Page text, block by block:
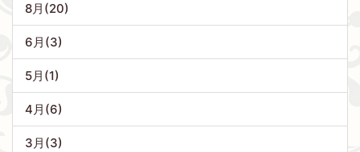
8月(20)
6月(3)
5月(1)
4月(6)
3月(3)